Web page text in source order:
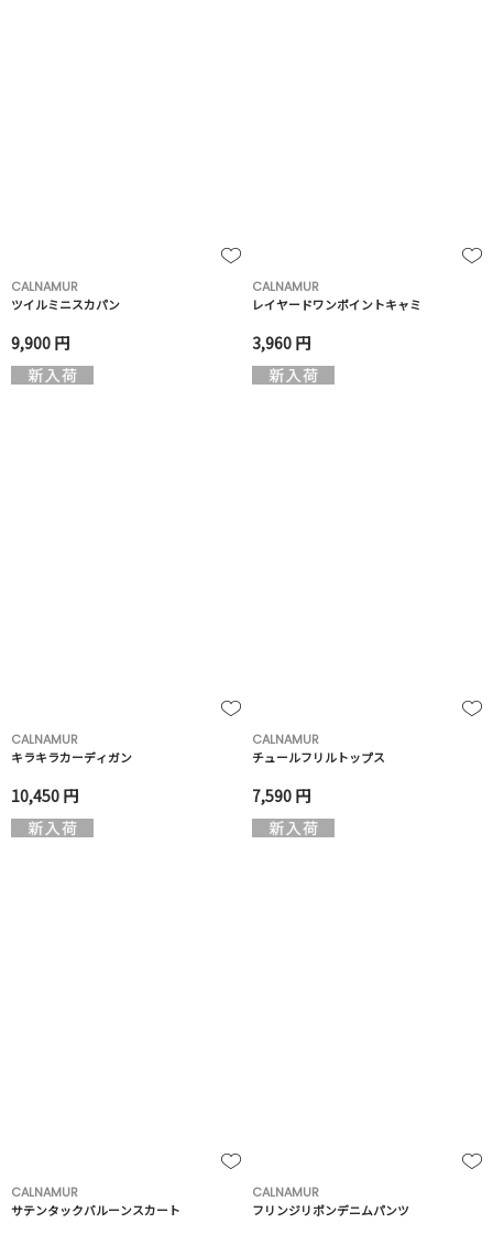
CALNAMUR
ツイルミニスカパン
9,900 円
CALNAMUR
レイヤードワンポイントキャミ
3,960 円
CALNAMUR
キラキラカーディガン
10,450 円
CALNAMUR
チュールフリルトップス
7,590 円
CALNAMUR
サテンタックバルーンスカート
CALNAMUR
フリンジリボンデニムパンツ